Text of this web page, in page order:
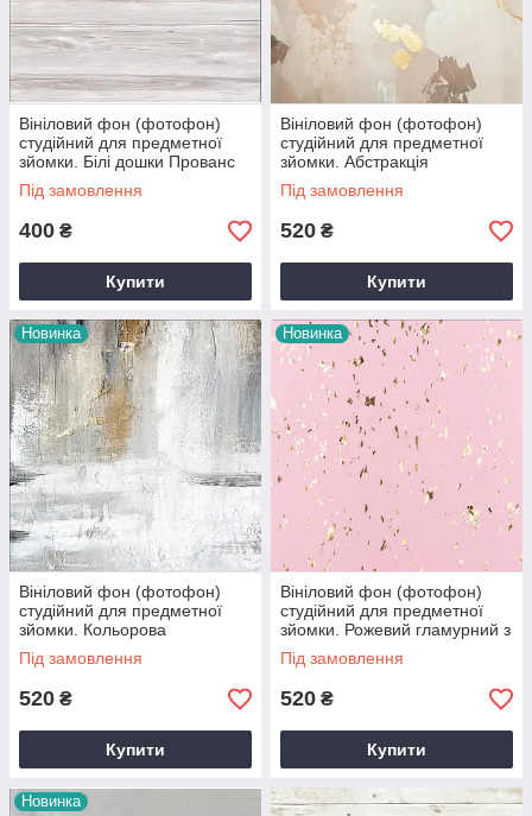
Вініловий фон (фотофон)
студійний для предметної
зйомки. Білі дошки Прованс
Під замовлення
400 ₴
Купити
Вініловий фон (фотофон)
студійний для предметної
зйомки. Абстракція
коричнево-золота
Під замовлення
520 ₴
Купити
Новинка
Вініловий фон (фотофон)
студійний для предметної
зйомки. Кольорова
штукатурка
Під замовлення
520 ₴
Купити
Новинка
Вініловий фон (фотофон)
студійний для предметної
зйомки. Рожевий гламурний з
блискітками
Під замовлення
520 ₴
Купити
Новинка